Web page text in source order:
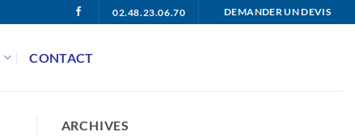
02.48.23.06.70 DEMANDER UN DEVIS
CONTACT
ARCHIVES